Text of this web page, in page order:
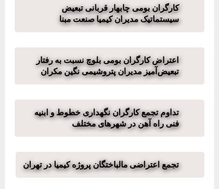
کارگران بومی چابهار قربانی تبعیض
سیستماتیک مدیران کیمیا صنعت مبنا
اعتراض کارگران بومی بلوچ نسبت به رفتار
تبعیض‌آمیز مدیران پتروشیمی نگین مکران
تداوم تجمع کارگران نگهداری خطوط و ابنیه
فنی راه آهن در شهرهای مختلف
تجمع اعتراضی مالباختگان پروژه کیمیا در تهران